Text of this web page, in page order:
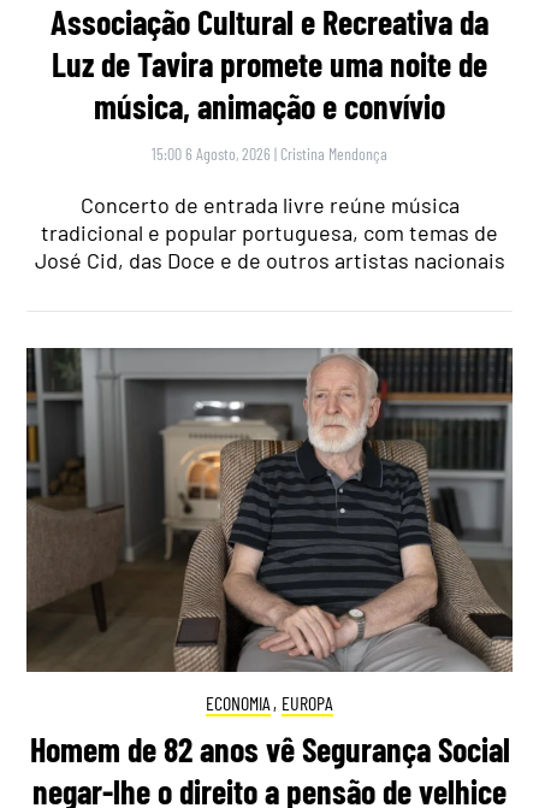
Associação Cultural e Recreativa da
Luz de Tavira promete uma noite de
música, animação e convívio
15:00 6 Agosto, 2026 | Cristina Mendonça
Concerto de entrada livre reúne música
tradicional e popular portuguesa, com temas de
José Cid, das Doce e de outros artistas nacionais
ECONOMIA , EUROPA
Homem de 82 anos vê Segurança Social
negar-lhe o direito a pensão de velhice